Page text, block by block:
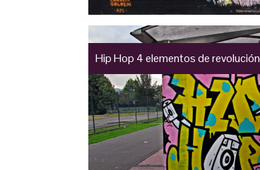
Hip Hop 4 elementos de revolución